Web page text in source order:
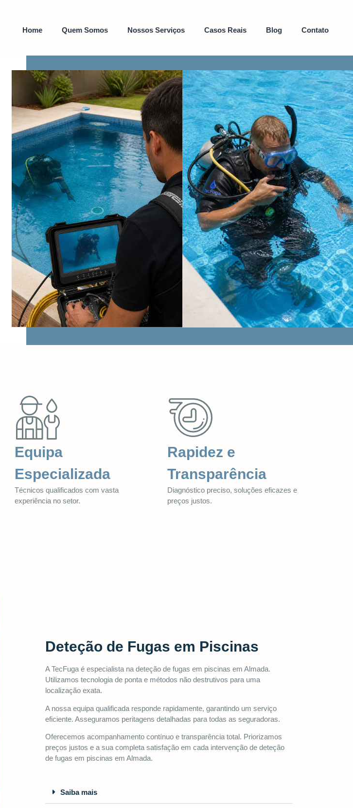
Home Quem Somos Nossos Serviços Casos Reais Blog Contato
Equipa
Especializada
Técnicos qualificados com vasta
experiência no setor.
Rapidez e
Transparência
Diagnóstico preciso, soluções eficazes e
preços justos.
Deteção de Fugas em Piscinas
A TecFuga é especialista na deteção de fugas em piscinas em Almada.
Utilizamos tecnologia de ponta e métodos não destrutivos para uma
localização exata.
A nossa equipa qualificada responde rapidamente, garantindo um serviço
eficiente. Asseguramos peritagens detalhadas para todas as seguradoras.
Oferecemos acompanhamento contínuo e transparência total. Priorizamos
preços justos e a sua completa satisfação em cada intervenção de deteção
de fugas em piscinas em Almada.
Saiba mais